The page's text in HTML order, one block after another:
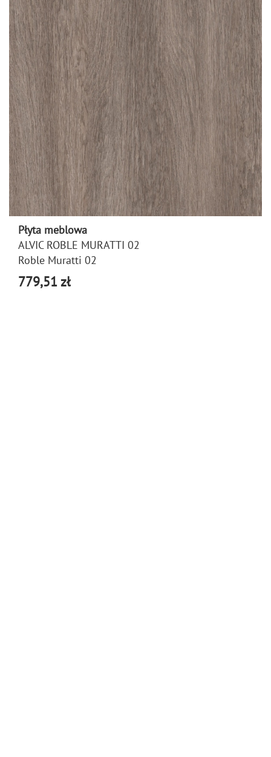
Płyta meblowa
ALVIC ROBLE MURATTI 02
Roble Muratti 02
779,51 zł